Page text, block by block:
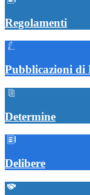
Regolamenti
Pubblicazioni di
Determine
Delibere